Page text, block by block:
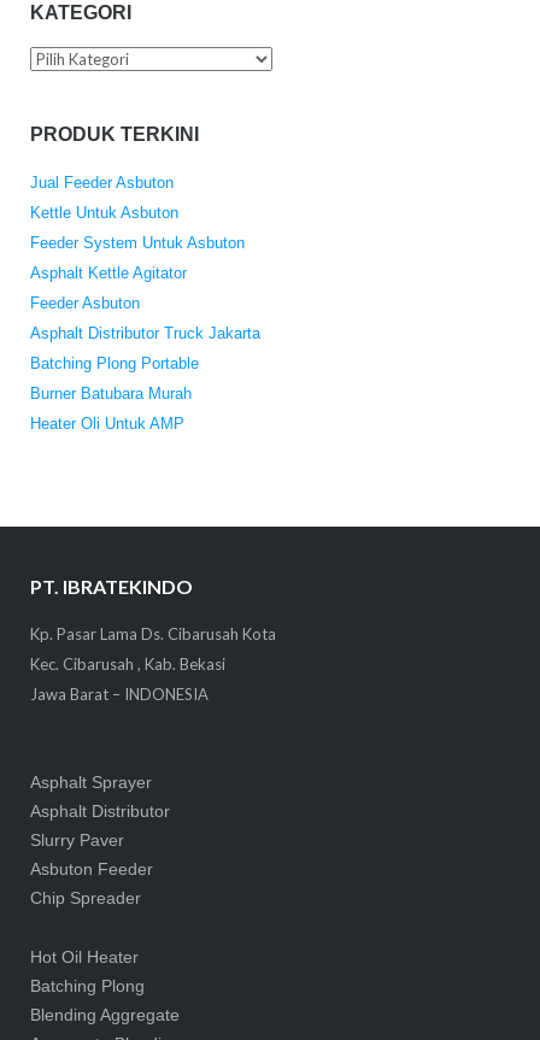
KATEGORI
Kategori
PRODUK TERKINI
Jual Feeder Asbuton
Kettle Untuk Asbuton
Feeder System Untuk Asbuton
Asphalt Kettle Agitator
Feeder Asbuton
Asphalt Distributor Truck Jakarta
Batching Plong Portable
Burner Batubara Murah
Heater Oli Untuk AMP
PT. IBRATEKINDO
Kp. Pasar Lama Ds. Cibarusah Kota
Kec. Cibarusah , Kab. Bekasi
Jawa Barat – INDONESIA
Asphalt Sprayer
Asphalt Distributor
Slurry Paver
Asbuton Feeder
Chip Spreader
Hot Oil Heater
Batching Plong
Blending Aggregate